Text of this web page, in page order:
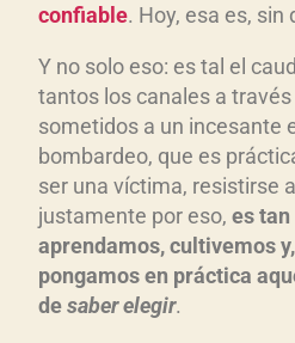
confiable. Hoy, esa es, sin
Y no solo eso: es tal el
tantos los canales a
sometidos a un incesante
bombardeo, que es
ser una víctima, resistirse
justamente por eso, es
aprendamos, cultivemos
pongamos en práctica
desaber elegir.